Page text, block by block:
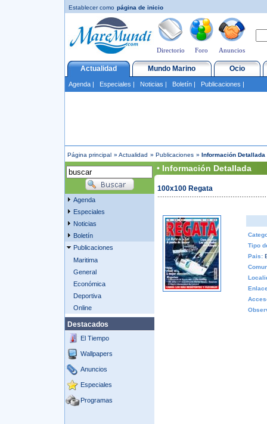
Establecer como página de inicio
Directorio Foro Anuncios
Actualidad Mundo Marino Ocio
Agenda| Especiales | Noticias | Boletín| Publicaciones |
Página principal » Actualidad » Publicaciones » Información Detallada
Agenda
Especiales
Noticias
Boletín
Publicaciones
Maritima
General
Económica
Deportiva
Online
Destacados
El Tiempo
Wallpapers
Anuncios
Especiales
Programas
• Información Detallada
100x100 Regata
Tipo
Pais: